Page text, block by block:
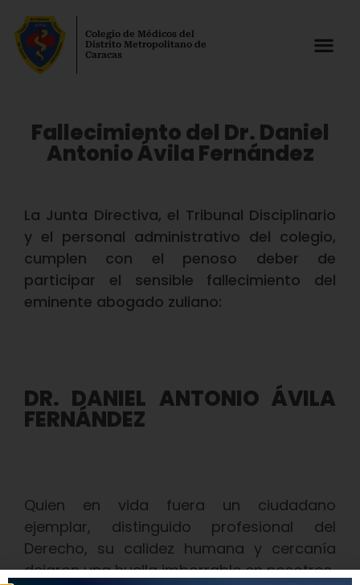
Colegio de Médicos del
Distrito Metropolitano de
Caracas
Fallecimiento del Dr. Daniel
Antonio Ávila Fernández
La Junta Directiva, el Tribunal Disciplinario
y el personal administrativo del colegio,
cumplen con el penoso deber de
participar el sensible fallecimiento del
eminente abogado zuliano:
DR. DANIEL ANTONIO ÁVILA
FERNÁNDEZ
Quien en vida fuera un ciudadano
ejemplar, distinguido profesional del
Derecho, su calidez humana y cercanía
dejaron una huella imborrable en nosotros.